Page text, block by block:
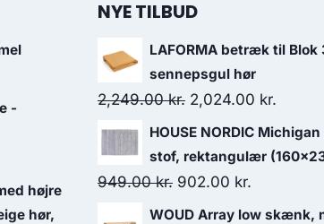
-
højre
hør,
NYE TILBUD
LAFORMA betræk til
sennepsgul hør
2,249.00kr. 2,024.00 kr.
HOUSE NORDIC
stof, rektangulær
949.00kr. 902.00 kr.
WOUD Array low skænk,